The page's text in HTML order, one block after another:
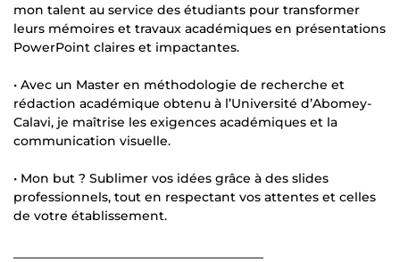
mon talent au service des étudiants pour transformer
leurs mémoires et travaux académiques en présentations
PowerPoint claires et impactantes.
• Avec un Master en méthodologie de recherche et
rédaction académique obtenu à l’Université d’Abomey-
Calavi, je maîtrise les exigences académiques et la
communication visuelle.
• Mon but ? Sublimer vos idées grâce à des slides
professionnels, tout en respectant vos attentes et celles
de votre établissement.